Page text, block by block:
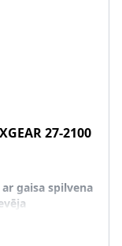
27-2100
ar gaisa spilvena